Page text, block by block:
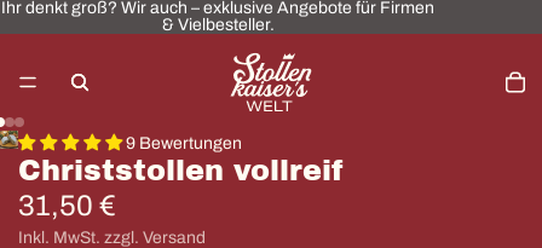
Ihr denkt groß? Wir auch – exklusive Angebote für Firmen
& Vielbesteller.
Ihr
denkt
Wir
auch
exklusive
für
&
9 Bewertungen
Christstollen vollreif
31,50 €
Inkl. MwSt. zzgl. Versand